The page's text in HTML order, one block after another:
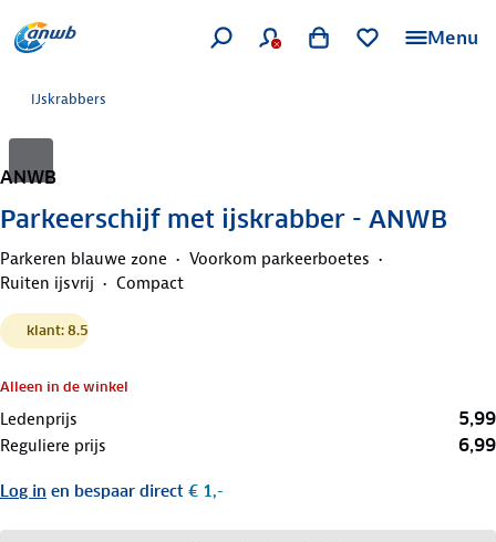
Menu
IJskrabbers
ANWB
Parkeerschijf met ijskrabber - ANWB
Parkeren blauwe zone
Voorkom parkeerboetes
Ruiten ijsvrij
Compact
klant: 8.5
Alleen in de winkel
Ledenprijs 5,99
Reguliere prijs 6,99
Log in en bespaar direct € 1,-